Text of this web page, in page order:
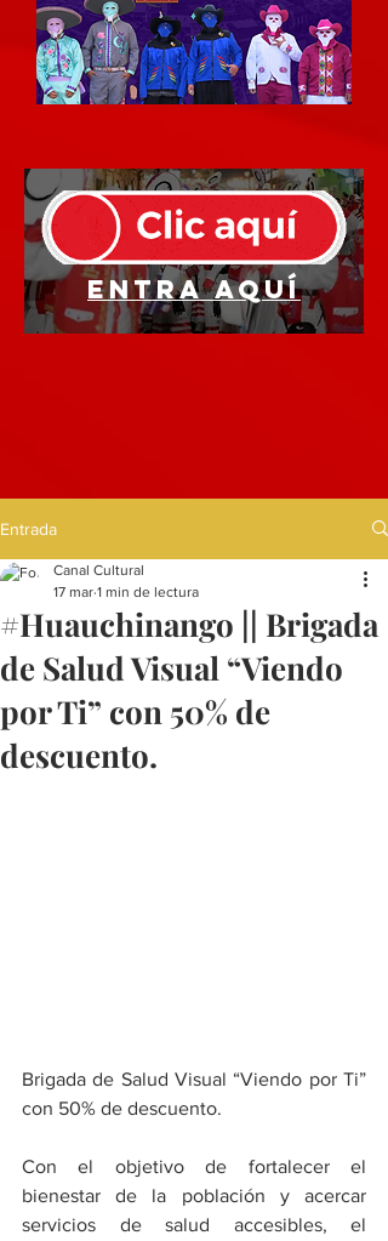
Entra aquí
Entrada
#Huauchinango || Brigada
de Salud Visual “Viendo
por Ti” con 50% de
descuento.
Canal Cultural
17 mar 1 min de lectura
Brigada de Salud Visual “Viendo por Ti”
con 50% de descuento.
Con el objetivo de fortalecer el
bienestar de la población y acercar
servicios de salud accesibles, el